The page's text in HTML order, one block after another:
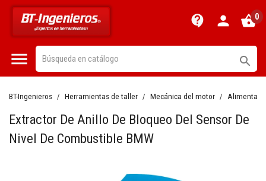
contact_support person shopping_basket0
 
BT-Ingenieros Herramientas de taller Mecánica del motor
Extractor De Anillo De Bloqueo Del Sensor De
Nivel De Combustible BMW